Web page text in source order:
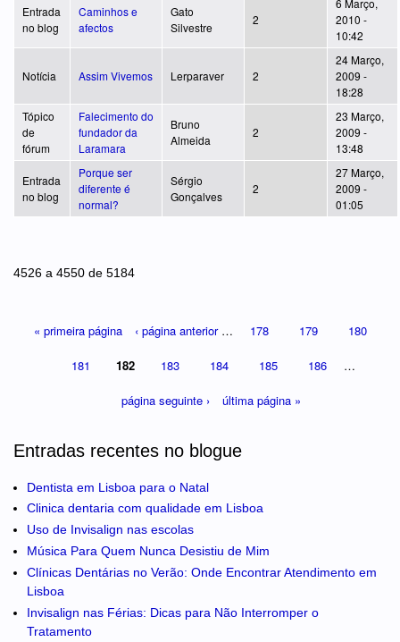
Entrada
no blog
Caminhos e
afectos
Gato
Silvestre
2
2010 -
10:42
Notícia Assim Vivemos Lerparaver 2
24 Março,
2009 -
18:28
Tópico
de
fórum
Falecimento do
fundador da
Laramara
Bruno
Almeida
2
23 Março,
2009 -
13:48
Entrada
no blog
Porque ser
diferente é
normal?
Sérgio
Gonçalves
2
27 Março,
2009 -
01:05
4526 a 4550 de 5184
« primeira página ‹ página anterior … 178 179 180
181 182 183 184 185 186 …
página seguinte › última página »
Entradas recentes no blogue
Dentista em Lisboa para o Natal
Clinica dentaria com qualidade em Lisboa
Uso de Invisalign nas escolas
Música Para Quem Nunca Desistiu de Mim
Clínicas Dentárias no Verão: Onde Encontrar Atendimento em
Lisboa
Invisalign nas Férias: Dicas para Não Interromper o
Tratamento